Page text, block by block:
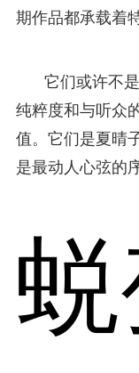
期作品都承载着
它们或许不
纯粹度和与听众
值。它们是夏晴
是最动人心弦的